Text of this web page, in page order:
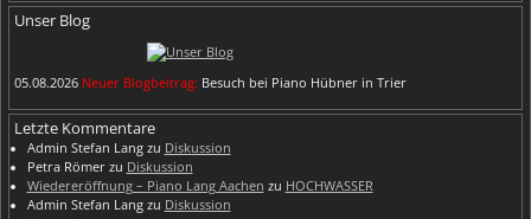
Unser Blog
05.08.2026 Neuer Blogbeitrag: Besuch bei Piano Hübner in Trier
Letzte Kommentare
Admin Stefan Langzu Diskussion
Petra Römerzu Diskussion
Wiedereröffnung – Piano Lang Aachen zu HOCHWASSER
Admin Stefan Langzu Diskussion